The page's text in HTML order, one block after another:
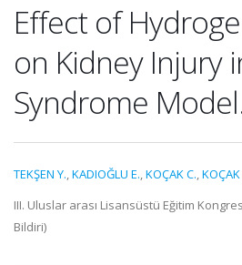
Effect of
on Kidney Injury
Syndrome
TEKŞEN Y.,KADIOĞLU E.,KOÇAK C.,KOÇAK
III. Uluslar arası Lisansüstü Eğitim
Bildiri)